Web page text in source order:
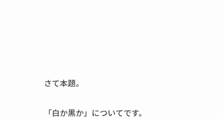
さて本題。
「白か黒か」についてです。